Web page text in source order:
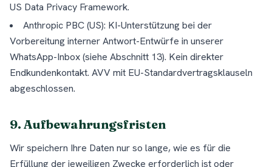
US Data Privacy Framework.
Anthropic PBC (US): KI-Unterstützung bei der
Vorbereitung interner Antwort-Entwürfe in unserer
WhatsApp-Inbox (siehe Abschnitt 13). Kein direkter
Endkundenkontakt. AVV mit EU-Standardvertragsklauseln
abgeschlossen.
9. Aufbewahrungsfristen
Wir speichern Ihre Daten nur so lange, wie es für die
Erfüllung der jeweiligen Zwecke erforderlich ist oder